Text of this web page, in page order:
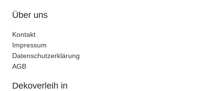
Über uns
Kontakt
Impressum
Datenschutzerklärung
AGB
Dekoverleih in